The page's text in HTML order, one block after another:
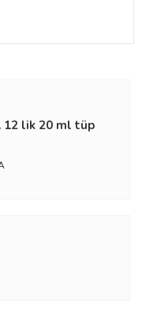
12 lik 20 ml tüp